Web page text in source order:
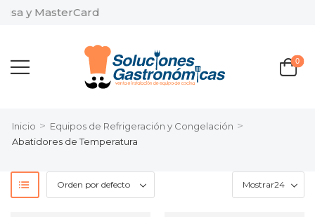
y MasterCard
0
Inicio > Equipos de Refrigeración y Congelación >
Abatidores de Temperatura